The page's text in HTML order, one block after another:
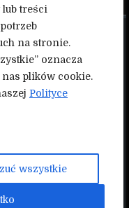
lub treści
na stronie.
oznacza
plików cookie.
Polityce
wszystkie